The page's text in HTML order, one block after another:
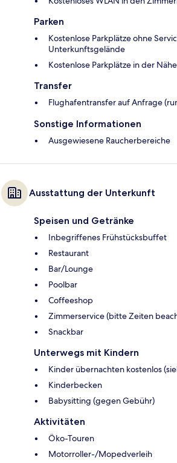
Parken
Kostenlose Parkplätze ohne
Unterkunftsgelände
Kostenlose Parkplätze in der
Transfer
Flughafentransfer auf Anfrage
Sonstige Informationen
Ausgewiesene Raucherbereiche
Ausstattung der Unterkunft
Speisen und Getränke
Inbegriffenes Frühstücksbuffet
Restaurant
Bar/Lounge
Poolbar
Coffeeshop
Zimmerservice (bitte Zeiten
Snackbar
Unterwegs mit Kindern
Kinder übernachten kostenlos
Kinderbecken
Babysitting (gegen Gebühr)
Aktivitäten
Öko-Touren
Motorroller-/Mopedverleih